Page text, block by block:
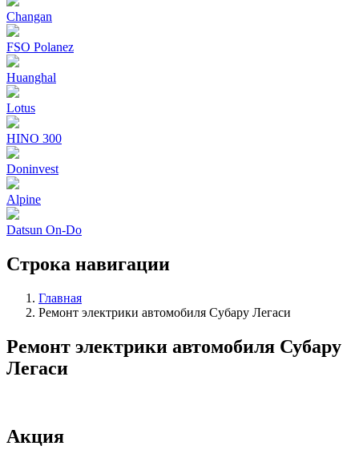
Changan
FSO Polanez
Huanghal
Lotus
HINO 300
Doninvest
Alpine
Datsun On-Do
Строка навигации
Главная
Ремонт электрики автомобиля Субару Легаси
Ремонт электрики автомобиля Субару
Легаси
Акция